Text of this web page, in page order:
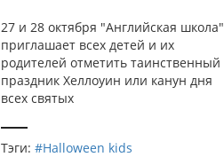
27 и 28 октября "Английская школа"
приглашает всех детей и их
родителей отметить таинственный
праздник Хеллоуин или канун дня
всех святых
Тэги: #Halloween kids